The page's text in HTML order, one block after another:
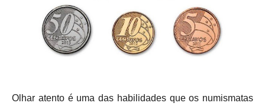
Olhar atento é uma das habilidades que os numismatas